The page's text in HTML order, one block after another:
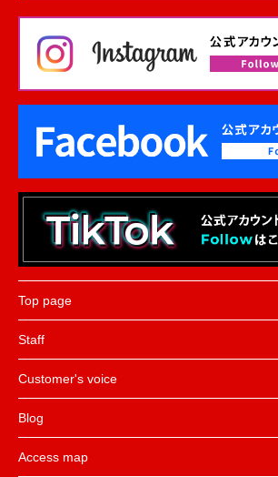
Top page
Staff
Customer's voice
Blog
Access map